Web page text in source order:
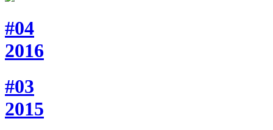
#04
2016
#03
2015